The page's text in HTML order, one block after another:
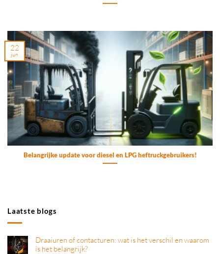
Belangrijke update voor diesel en LPG heftruckgebruikers!
22
jun
Laatste blogs
Draaiuren of contacturen: wat is het verschil en waarom
is het belangrijk?